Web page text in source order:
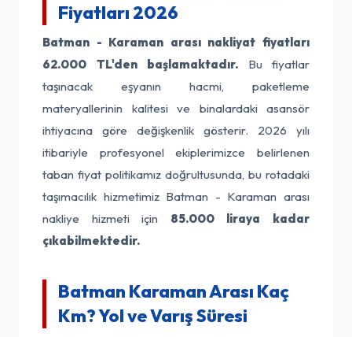
Fiyatları 2026
Batman - Karaman arası nakliyat fiyatları
62.000 TL'den başlamaktadır. Bu fiyatlar
taşınacak eşyanın hacmi, paketleme
materyallerinin kalitesi ve binalardaki asansör
ihtiyacına göre değişkenlik gösterir. 2026 yılı
itibariyle profesyonel ekiplerimizce belirlenen
taban fiyat politikamız doğrultusunda, bu rotadaki
taşımacılık hizmetimiz Batman - Karaman arası
nakliye hizmeti için 85.000 liraya kadar
çıkabilmektedir.
Batman Karaman Arası Kaç
Km? Yol ve Varış Süresi